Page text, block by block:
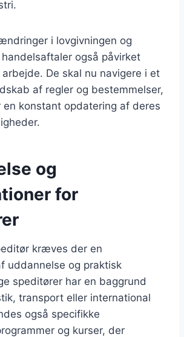
i lovgivningen og
også påvirket
De skal nu navigere i et
af regler og bestemmelser,
konstant opdatering af deres
og
for
kræves der en
uddannelse og praktisk
speditører har en baggrund
transport eller international
også specifikke
og kurser, der